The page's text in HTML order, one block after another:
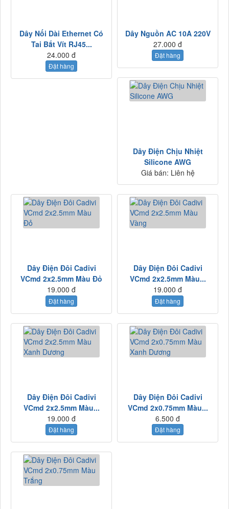
Dây Nối Dài Ethernet Có
Tai Bắt Vít RJ45...
24.000 đ
Đặt hàng
Dây Nguồn AC 10A 220V
27.000 đ
Đặt hàng
Dây Điện Chịu Nhiệt
Silicone AWG
Giá bán: Liên hệ
Dây Điện Đôi Cadivi
VCmd 2x2.5mm Màu Đỏ
19.000 đ
Đặt hàng
Dây Điện Đôi Cadivi
VCmd 2x2.5mm Màu...
19.000 đ
Đặt hàng
Dây Điện Đôi Cadivi
VCmd 2x2.5mm Màu...
19.000 đ
Đặt hàng
Dây Điện Đôi Cadivi
VCmd 2x0.75mm Màu...
6.500 đ
Đặt hàng